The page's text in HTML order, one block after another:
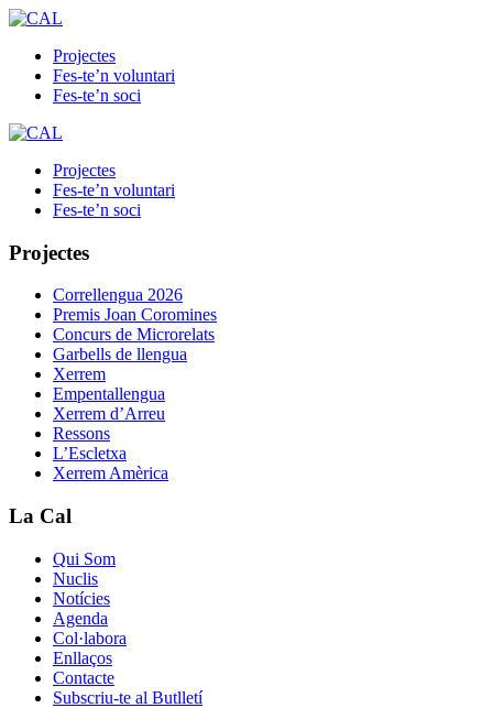
Projectes
Fes-te’n voluntari
Fes-te’n soci
Projectes
Fes-te’n voluntari
Fes-te’n soci
Projectes
Correllengua 2026
Premis Joan Coromines
Concurs de Microrelats
Garbells de llengua
Xerrem
Empentallengua
Xerrem d’Arreu
Ressons
L’Escletxa
Xerrem Amèrica
La Cal
Qui Som
Nuclis
Notícies
Agenda
Col·labora
Enllaços
Contacte
Subscriu-te al Butlletí